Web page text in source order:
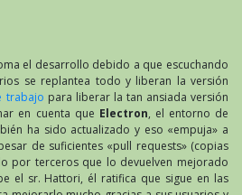
el desarrollo debido a que escuchando
se replantea todo y liberan la versión
trabajo para liberar la tan ansiada versión
en cuenta que Electron, el entorno de
ha sido actualizado y eso «empuja» a
de suficientes «pull requests» (copias
por terceros que lo devuelven mejorado
el sr. Hattori, él ratifica que sigue en las